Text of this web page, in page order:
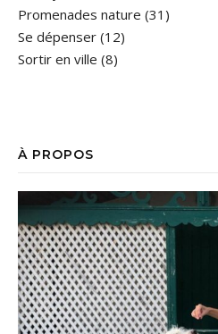
Promenades nature (31)
Se dépenser (12)
Sortir en ville (8)
À PROPOS